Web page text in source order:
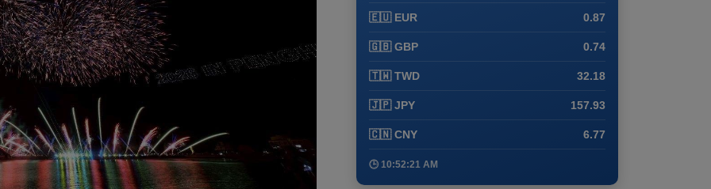
🇪🇺 EUR 0.87
🇬🇧 GBP 0.74
🇹🇼 TWD 32.18
🇯🇵 JPY 157.93
🇨🇳 CNY 6.77
🕒 10:52:21 AM